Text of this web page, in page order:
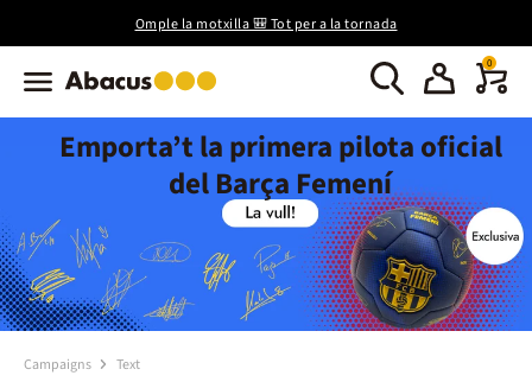
Omple la motxilla 🎒 Tot per a la tornada
0
Emporta’t la primera pilota oficial
del Barça Femení
Campaigns Text